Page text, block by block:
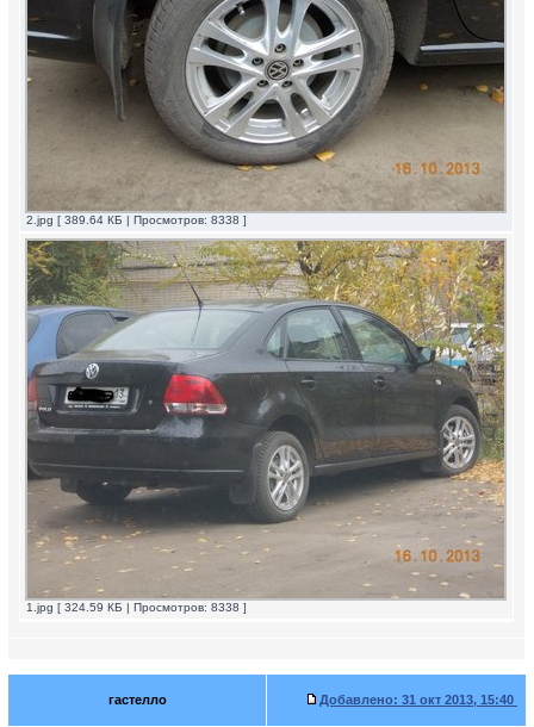
2.jpg [ 389.64 КБ | Просмотров: 8338 ]
1.jpg [ 324.59 КБ | Просмотров: 8338 ]
гастелло Добавлено: 31 окт 2013, 15:40